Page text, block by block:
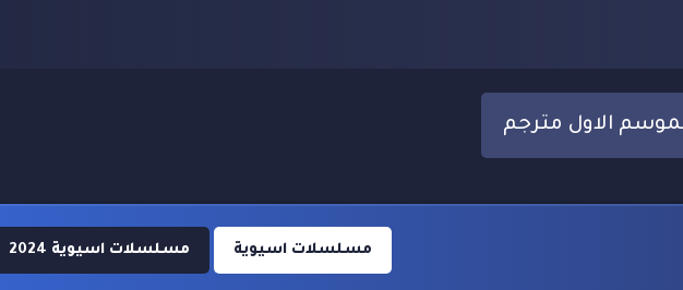
مسلسلات اسيوية مسلسلات اسيوية 2024